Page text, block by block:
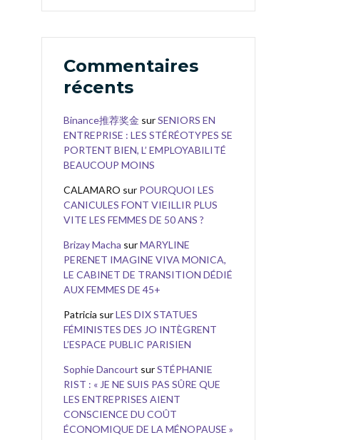
Commentaires
récents
Binance推荐奖金 surSENIORS EN
ENTREPRISE : LES STÉRÉOTYPES SE
PORTENT BIEN, L’ EMPLOYABILITÉ
BEAUCOUP MOINS
CALAMARO sur POURQUOI LES
CANICULES FONT VIEILLIR PLUS
VITE LES FEMMES DE 50 ANS ?
Brizay Macha surMARYLINE
PERENET IMAGINE VIVA MONICA,
LE CABINET DE TRANSITION DÉDIÉ
AUX FEMMES DE 45+
Patricia surLES DIX STATUES
FÉMINISTES DES JO INTÈGRENT
L’ESPACE PUBLIC PARISIEN
Sophie Dancourt surSTÉPHANIE
RIST : « JE NE SUIS PAS SÛRE QUE
LES ENTREPRISES AIENT
CONSCIENCE DU COÛT
ÉCONOMIQUE DE LA MÉNOPAUSE »